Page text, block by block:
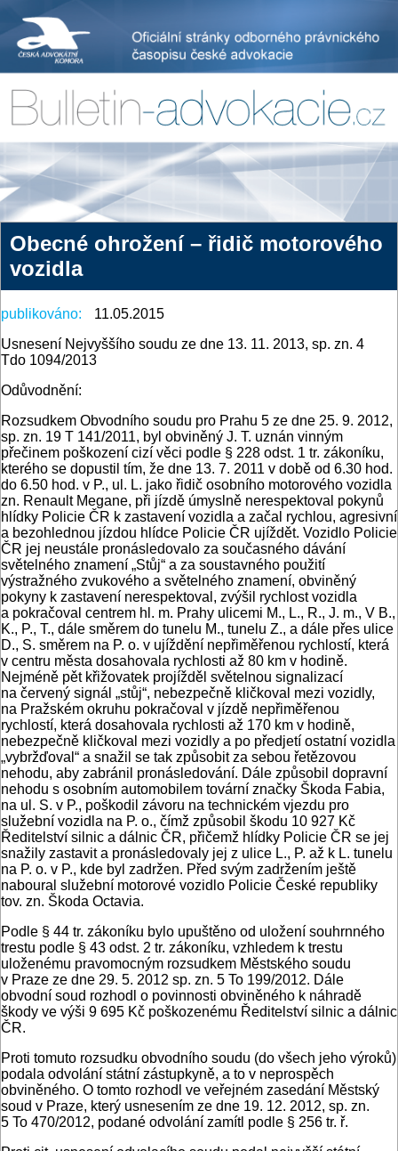
Obecné ohrožení – řidič motorového
vozidla
publikováno:
11.05.2015
Usnesení Nejvyššího soudu ze dne 13. 11. 2013, sp. zn. 4
Tdo 1094/2013
Odůvodnění:
Rozsudkem Obvodního soudu pro Prahu 5 ze dne 25. 9. 2012,
sp. zn. 19 T 141/2011, byl obviněný J. T. uznán vinným
přečinem poškození cizí věci podle § 228 odst. 1 tr. zákoníku,
kterého se dopustil tím, že dne 13. 7. 2011 v době od 6.30 hod.
do 6.50 hod. v P., ul. L. jako řidič osobního motorového vozidla
zn. Renault Megane, při jízdě úmyslně nerespektoval pokynů
hlídky Policie ČR k zastavení vozidla a začal rychlou, agresivní
a bezohlednou jízdou hlídce Policie ČR ujíždět. Vozidlo Policie
ČR jej neustále pronásledovalo za současného dávání
světelného znamení „Stůj“ a za soustavného použití
výstražného zvukového a světelného znamení, obviněný
pokyny k zastavení nerespektoval, zvýšil rychlost vozidla
a pokračoval centrem hl. m. Prahy ulicemi M., L., R., J. m., V B.,
K., P., T., dále směrem do tunelu M., tunelu Z., a dále přes ulice
D., S. směrem na P. o. v ujíždění nepřiměřenou rychlostí, která
v centru města dosahovala rychlosti až 80 km v hodině.
Nejméně pět křižovatek projížděl světelnou signalizací
na červený signál „stůj“, nebezpečně kličkoval mezi vozidly,
na Pražském okruhu pokračoval v jízdě nepřiměřenou
rychlostí, která dosahovala rychlosti až 170 km v hodině,
nebezpečně kličkoval mezi vozidly a po předjetí ostatní vozidla
„vybržďoval“ a snažil se tak způsobit za sebou řetězovou
nehodu, aby zabránil pronásledování. Dále způsobil dopravní
nehodu s osobním automobilem tovární značky Škoda Fabia,
na ul. S. v P., poškodil závoru na technickém vjezdu pro
služební vozidla na P. o., čímž způsobil škodu 10 927 Kč
Ředitelství silnic a dálnic ČR, přičemž hlídky Policie ČR se jej
snažily zastavit a pronásledovaly jej z ulice L., P. až k L. tunelu
na P. o. v P., kde byl zadržen. Před svým zadržením ještě
naboural služební motorové vozidlo Policie České republiky
tov. zn. Škoda Octavia.
Podle § 44 tr. zákoníku bylo upuštěno od uložení souhrnného
trestu podle § 43 odst. 2 tr. zákoníku, vzhledem k trestu
uloženému pravomocným rozsudkem Městského soudu
v Praze ze dne 29. 5. 2012 sp. zn. 5 To 199/2012. Dále
obvodní soud rozhodl o povinnosti obviněného k náhradě
škody ve výši 9 695 Kč poškozenému Ředitelství silnic a dálnic
ČR.
Proti tomuto rozsudku obvodního soudu (do všech jeho výroků)
podala odvolání státní zástupkyně, a to v neprospěch
obviněného. O tomto rozhodl ve veřejném zasedání Městský
soud v Praze, který usnesením ze dne 19. 12. 2012, sp. zn.
5 To 470/2012, podané odvolání zamítl podle § 256 tr. ř.